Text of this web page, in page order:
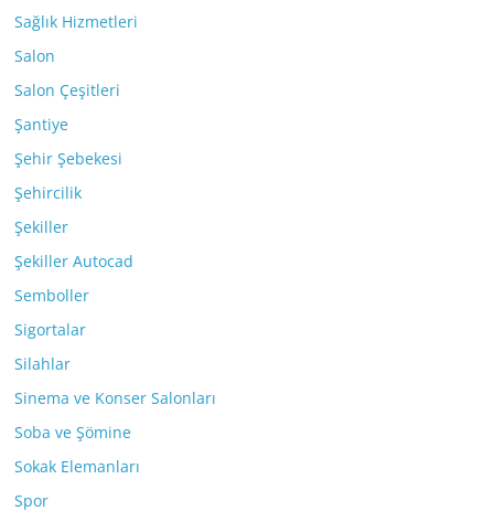
Sağlık Hizmetleri
Salon
Salon Çeşitleri
Şantiye
Şehir Şebekesi
Şehircilik
Şekiller
Şekiller Autocad
Semboller
Sigortalar
Silahlar
Sinema ve Konser Salonları
Soba ve Şömine
Sokak Elemanları
Spor